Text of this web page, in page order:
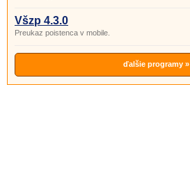
Všzp 4.3.0
Preukaz poistenca v mobile.
ďalšie programy »